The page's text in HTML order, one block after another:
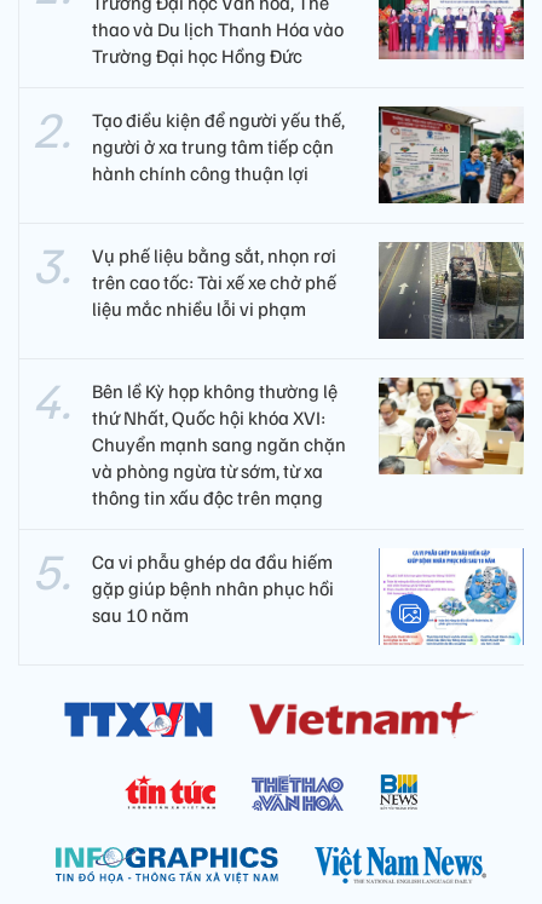
thao và Du lịch Thanh Hóa vào
Trường Đại học Hồng Đức
Tạo điều kiện để người yếu thế,
người ở xa trung tâm tiếp cận
hành chính công thuận lợi
Vụ phế liệu bằng sắt, nhọn rơi
trên cao tốc: Tài xế xe chở phế
liệu mắc nhiều lỗi vi phạm
Bên lề Kỳ họp không thường lệ
thứ Nhất, Quốc hội khóa XVI:
Chuyển mạnh sang ngăn chặn
và phòng ngừa từ sớm, từ xa
thông tin xấu độc trên mạng
Ca vi phẫu ghép da đầu hiếm
gặp giúp bệnh nhân phục hồi
sau 10 năm